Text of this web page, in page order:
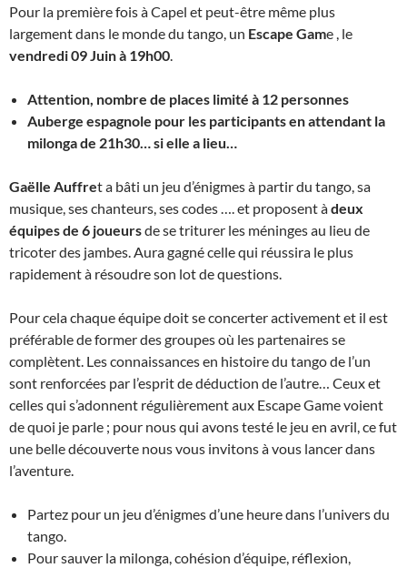
Pour la première fois à Capel et peut-être même plus
largement dans le monde du tango, un Escape Game , le
vendredi 09 Juin à 19h00.
Attention, nombre de places limité à 12 personnes
Auberge espagnole pour les participants en attendant la
milonga de 21h30… si elle a lieu…
Gaëlle Auffret a bâti un jeu d’énigmes à partir du tango, sa
musique, ses chanteurs, ses codes …. et proposent àdeux
équipes de 6 joueursde se triturer les méninges au lieu de
tricoter des jambes. Aura gagné celle qui réussira le plus
rapidement à résoudre son lot de questions.
Pour cela chaque équipe doit se concerter activement et il est
préférable de former des groupes où les partenaires se
complètent. Les connaissances en histoire du tango de l’un
sont renforcées par l’esprit de déduction de l’autre… Ceux et
celles qui s’adonnent régulièrement aux Escape Game voient
de quoi je parle ; pour nous qui avons testé le jeu en avril, ce fut
une belle découverte nous vous invitons à vous lancer dans
l’aventure.
Partez pour un jeu d’énigmes d’une heure dans l’univers du
tango.
Pour sauver la milonga, cohésion d’équipe, réflexion,